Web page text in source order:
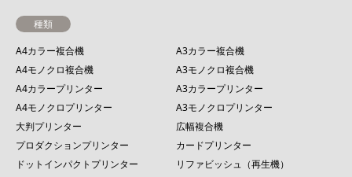
種類
A4カラー複合機
A3カラー複合機
A4モノクロ複合機
A3モノクロ複合機
A4カラープリンター
A3カラープリンター
A4モノクロプリンター
A3モノクロプリンター
大判プリンター
広幅複合機
プロダクションプリンター
カードプリンター
ドットインパクトプリンター
リファビッシュ（再生機）